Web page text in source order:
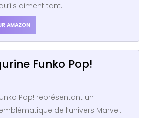
aiment tant.
AMAZON
Funko Pop!
Pop! représentant un
de l’univers Marvel.